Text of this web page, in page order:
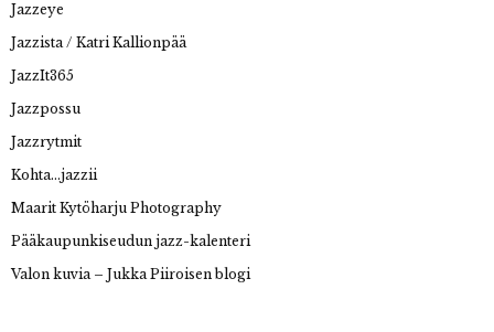
Jazzeye
Jazzista / Katri Kallionpää
JazzIt365
Jazzpossu
Jazzrytmit
Kohta…jazzii
Maarit Kytöharju Photography
Pääkaupunkiseudun jazz-kalenteri
Valon kuvia – Jukka Piiroisen blogi